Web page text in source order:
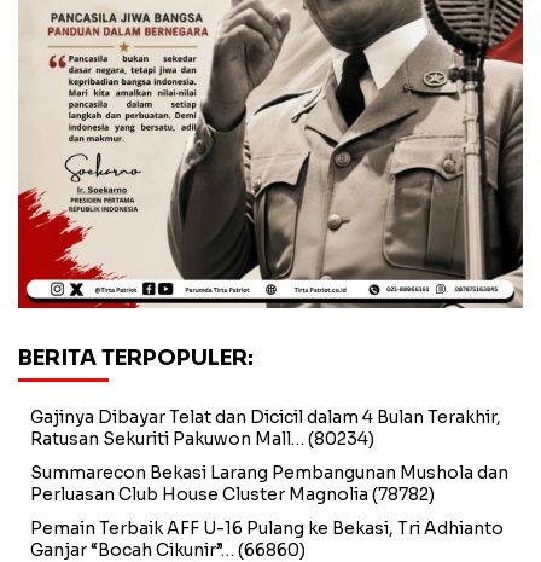
BERITA TERPOPULER:
Gajinya Dibayar Telat dan Dicicil dalam 4 Bulan Terakhir,
Ratusan Sekuriti Pakuwon Mall… (80234)
Summarecon Bekasi Larang Pembangunan Mushola dan
Perluasan Club House Cluster Magnolia (78782)
Pemain Terbaik AFF U-16 Pulang ke Bekasi, Tri Adhianto
Ganjar “Bocah Cikunir”… (66860)